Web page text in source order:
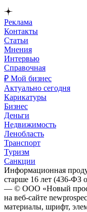
Реклама
Контакты
Статьи
Мнения
Интервью
Справочная
₽ Мой бизнес
Актуально сегодня
Карикатуры
Бизнес
Деньги
Недвижимость
Ленобласть
Транспорт
Туризм
Санкции
Информационная
старше 16 лет (436-ФЗ
— © ООО «Новый
на веб-сайте
материалы, шрифт,